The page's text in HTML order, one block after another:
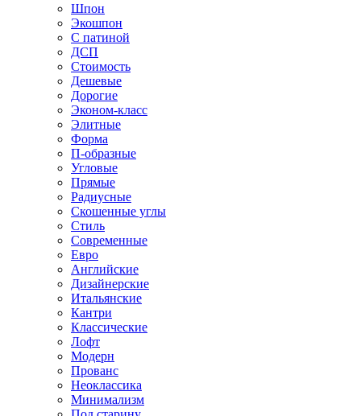
Шпон
Экошпон
С патиной
ДСП
Стоимость
Дешевые
Дорогие
Эконом-класс
Элитные
Форма
П-образные
Угловые
Прямые
Радиусные
Скошенные углы
Стиль
Современные
Евро
Английские
Дизайнерские
Итальянские
Кантри
Классические
Лофт
Модерн
Прованс
Неоклассика
Минимализм